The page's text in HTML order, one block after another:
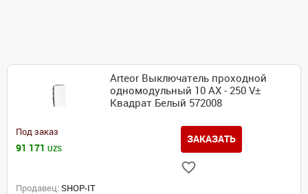
Arteor Выключатель проходной
одномодульный 10 AX - 250 V±
Квадрат Белый 572008
Под заказ
91 171 UZS
ЗАКАЗАТЬ
Продавец: SHOP-IT